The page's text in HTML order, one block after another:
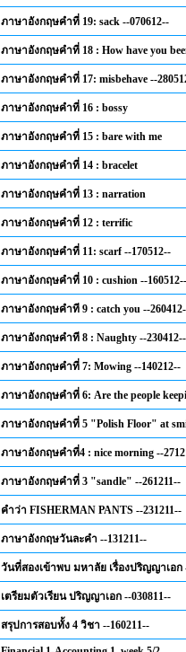
ภาษาอังกฤษคำที่ 19: sack --070612--
ภาษาอังกฤษคำที่ 18 : How have you
ภาษาอังกฤษคำที่ 17: misbehave --
ภาษาอังกฤษคำที่ 16 : bossy
ภาษาอังกฤษคำที่ 15 : bare with me
ภาษาอังกฤษคำที่ 14 : bracelet
ภาษาอังกฤษคำที่ 13 : narration
ภาษาอังกฤษคำที่ 12 : terrific
ภาษาอังกฤษคำที่ 11: scarf --170512--
ภาษาอังกฤษคำที่ 10 : cushion --160512--
ภาษาอังกฤษคำที 9 : catch you --
ภาษาอังกฤษคำที 8 : Naughty --230412--
ภาษาอังกฤษคำที่ 7: Mowing --140212--
ภาษาอังกฤษคำที่ 6: Are the people
ภาษาอังกฤษคำที่ 5 "Polish Floor" at
ภาษาอังกฤษคำที่4 : nice morning --
ภาษาอังกฤษคำที่ 3 "sandle" --261211--
คำว่า FISHERMAN PANTS --231211--
ภาษาอังกฤษวันละคำ --131211--
วันที่สองเข้าพบ มหาลัย เรื่องปริญญาเอก
เตรียมตัวเรียน ปริญญาเอก --030811--
สรุปการสอบทั้ง 4 วิชา --160211--